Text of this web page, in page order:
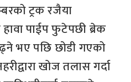
ट्रक रजैया
पाईप फुटेपछी ब्रेक
भए पछि छोडी गएको
खोज तलास गर्दा